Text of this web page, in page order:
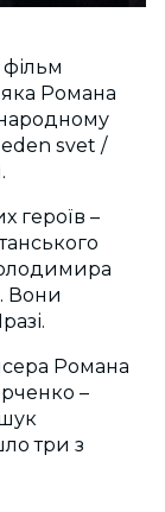
Романа
svet /
героїв –
Вони
Романа
–
три з